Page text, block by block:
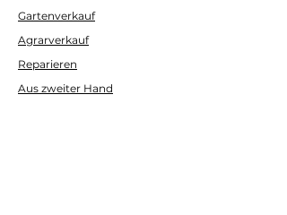
Gartenverkauf
Agrarverkauf
Reparieren
Aus zweiter Hand